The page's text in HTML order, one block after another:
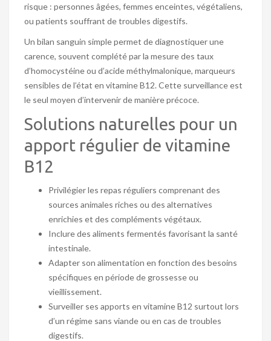
risque : personnes âgées, femmes enceintes, végétaliens,
ou patients souffrant de troubles digestifs.
Un bilan sanguin simple permet de diagnostiquer une
carence, souvent complété par la mesure des taux
d’homocystéine ou d’acide méthylmalonique, marqueurs
sensibles de l’état en vitamine B12. Cette surveillance est
le seul moyen d’intervenir de manière précoce.
Solutions naturelles pour un
apport régulier de vitamine
B12
Privilégier les repas réguliers comprenant des
sources animales riches ou des alternatives
enrichies et des compléments végétaux.
Inclure des aliments fermentés favorisant la santé
intestinale.
Adapter son alimentation en fonction des besoins
spécifiques en période de grossesse ou
vieillissement.
Surveiller ses apports en vitamine B12 surtout lors
d’un régime sans viande ou en cas de troubles
digestifs.